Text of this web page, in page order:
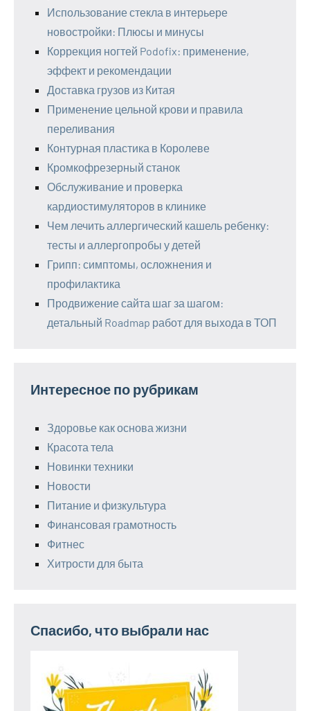
Использование стекла в интерьере
новостройки: Плюсы и минусы
Коррекция ногтей Podofix: применение,
эффект и рекомендации
Доставка грузов из Китая
Применение цельной крови и правила
переливания
Контурная пластика в Королеве
Кромкофрезерный станок
Обслуживание и проверка
кардиостимуляторов в клинике
Чем лечить аллергический кашель ребенку:
тесты и аллергопробы у детей
Грипп: симптомы, осложнения и
профилактика
Продвижение сайта шаг за шагом:
детальный Roadmap работ для выхода в ТОП
Интересное по рубрикам
Здоровье как основа жизни
Красота тела
Новинки техники
Новости
Питание и физкультура
Финансовая грамотность
Фитнес
Хитрости для быта
Спасибо, что выбрали нас